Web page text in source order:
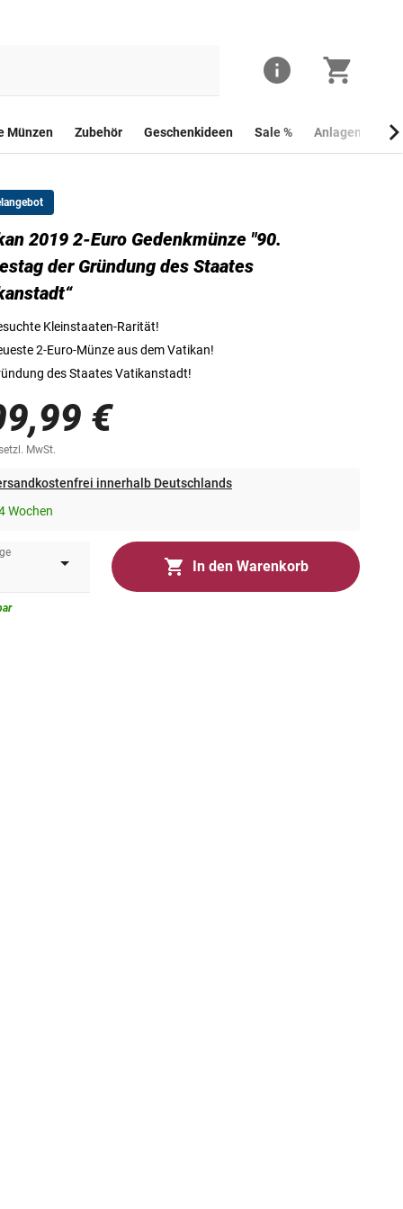
Münzen Zubehör Geschenkideen Sale % Anlagemünzen
Vorderseite der 2-Euro-Gedenkmünze aus dem Vatikan 2019 "90. Jahrestag der
2019 2-Euro Gedenkmünze "90.
der Gründung des Staates
Kleinstaaten-Rarität!
2-Euro-Münze aus dem Vatikan!
des Staates Vatikanstadt!
€
MwSt.
innerhalb Deutschlands
Wochen
In den Warenkorb